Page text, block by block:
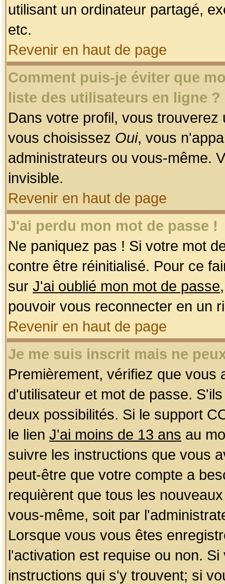
utilisant un ordinateur partagé,
etc.
Revenir en haut de page
Comment puis-je éviter que
liste des utilisateurs en ligne ?
Dans votre profil, vous
vous choisissez Oui, vous
administrateurs ou vous-même.
invisible.
Revenir en haut de page
J'ai perdu mon mot de passe !
Ne paniquez pas ! Si votre mot
contre être réinitialisé. Pour ce
sur J'ai oublié mon mot de passe
pouvoir vous reconnecter en un
Revenir en haut de page
Je me suis inscrit mais ne
Premièrement, vérifiez que
d'utilisateur et mot de passe.
deux possibilités. Si le support
le lien J'ai moins de 13 ans au
suivre les instructions que vous
peut-être que votre compte a
requièrent que tous les
vous-même, soit par
Lorsque vous vous êtes
l'activation est requise ou non.
instructions qui s'y trouvent; si